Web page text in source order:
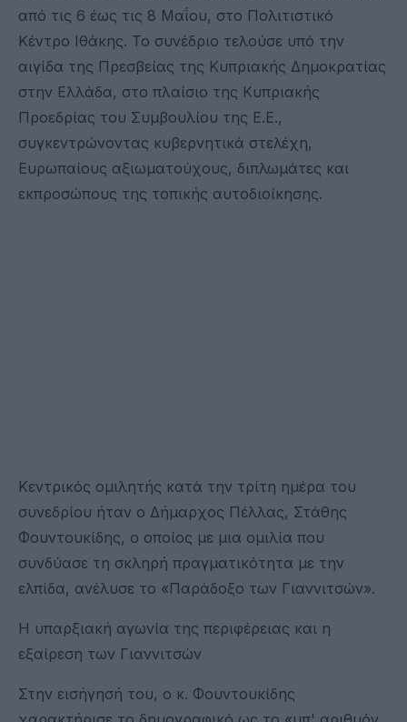
από τις 6 έως τις 8 Μαΐου, στο Πολιτιστικό
Κέντρο Ιθάκης. Το συνέδριο τελούσε υπό την
αιγίδα της Πρεσβείας της Κυπριακής Δημοκρατίας
στην Ελλάδα, στο πλαίσιο της Κυπριακής
Προεδρίας του Συμβουλίου της Ε.Ε.,
συγκεντρώνοντας κυβερνητικά στελέχη,
Ευρωπαίους αξιωματούχους, διπλωμάτες και
εκπροσώπους της τοπικής αυτοδιοίκησης.
Κεντρικός ομιλητής κατά την τρίτη ημέρα του
συνεδρίου ήταν ο Δήμαρχος Πέλλας, Στάθης
Φουντουκίδης, ο οποίος με μια ομιλία που
συνδύασε τη σκληρή πραγματικότητα με την
ελπίδα, ανέλυσε το «Παράδοξο των Γιαννιτσών».
Η υπαρξιακή αγωνία της περιφέρειας και η
εξαίρεση των Γιαννιτσών
Στην εισήγησή του, ο κ. Φουντουκίδης